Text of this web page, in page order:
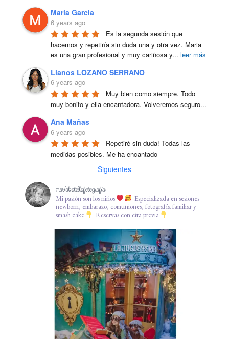
Maria Garcia
6 years ago
Es la segunda sesión que
hacemos y repetiría sin duda una y otra vez. Maria
es una gran profesional y muy cariñosa y... leer más
Llanos LOZANO SERRANO
6 years ago
Muy bien como siempre. Todo
muy bonito y ella encantadora. Volveremos seguro...
Ana Mañas
6 years ago
Repetiré sin duda! Todas las
medidas posibles. Me ha encantado
Siguientes
mariabotellofotografia
Mi pasión son los niños
Especializada en sesiones
newborn, embarazo, comuniones, fotografía familiar y
smash cake
Reservas con cita previa